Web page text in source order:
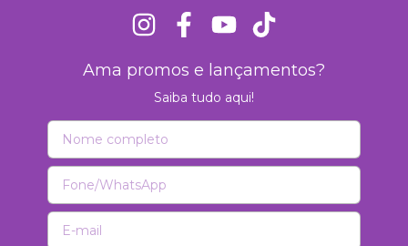
Ama promos e lançamentos?
Saiba tudo aqui!